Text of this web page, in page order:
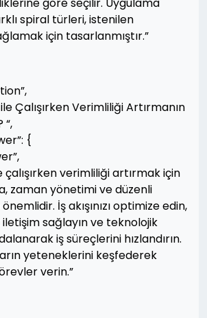
spiral türleri, istenilen
için tasarlanmıştır.”
Çalışırken Verimliliği Artırmanın
“,
{
çalışırken verimliliği artırmak için
zaman yönetimi ve düzenli
İş akışınızı optimize edin,
iletişim sağlayın ve teknolojik
iş süreçlerini hızlandırın.
yeteneklerini keşfederek
verin.”